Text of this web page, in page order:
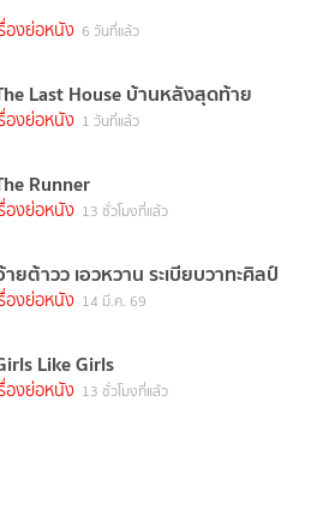
องย่อหนัง 6 วันที่แล้ว
Last House บ้านหลังสุดท้าย
องย่อหนัง 1 วันที่แล้ว
Runner
องย่อหนัง 13 ชั่วโมงที่แล้ว
ยต้าวว เอวหวาน ระเบียบวาทะศิลป์
องย่อหนัง 14 มี.ค. 69
Like Girls
องย่อหนัง 13 ชั่วโมงที่แล้ว